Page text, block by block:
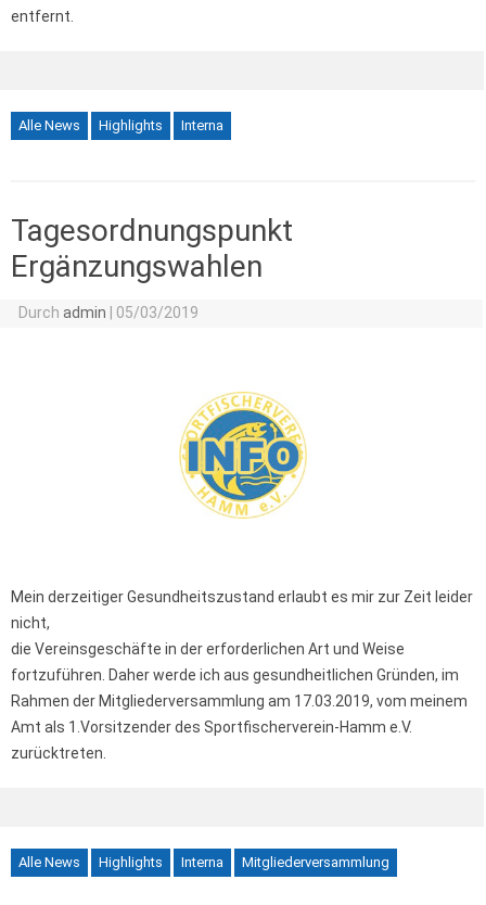
entfernt.
Alle News Highlights Interna
Tagesordnungspunkt
Ergänzungswahlen
Durch admin 05/03/2019
Mein derzeitiger Gesundheitszustand erlaubt es mir zur Zeit leider
nicht,
die Vereinsgeschäfte in der erforderlichen Art und Weise
fortzuführen. Daher werde ich aus gesundheitlichen Gründen, im
Rahmen der Mitgliederversammlung am 17.03.2019, vom meinem
Amt als 1.Vorsitzender des Sportfischerverein-Hamm e.V.
zurücktreten.
Alle News Highlights Interna Mitgliederversammlung